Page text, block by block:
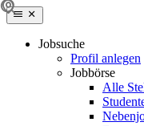
Jobsuche
Profil anlegen
Jobbörse
Alle